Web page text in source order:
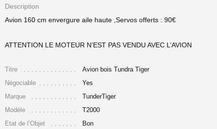
Description
Avion 160 cm envergure aile haute ,Servos offerts : 90€
ATTENTION LE MOTEUR N’EST PAS VENDU AVEC L’AVION
Titre
Avion bois Tundra Tiger
Négociable
Yes
Marque
TunderTiger
Modèle
T2000
Etat de l’Objet
Bon